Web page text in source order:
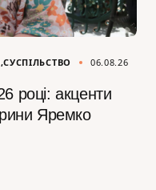
СУСПІЛЬСТВО 06.08.26
році: акценти
Яремко